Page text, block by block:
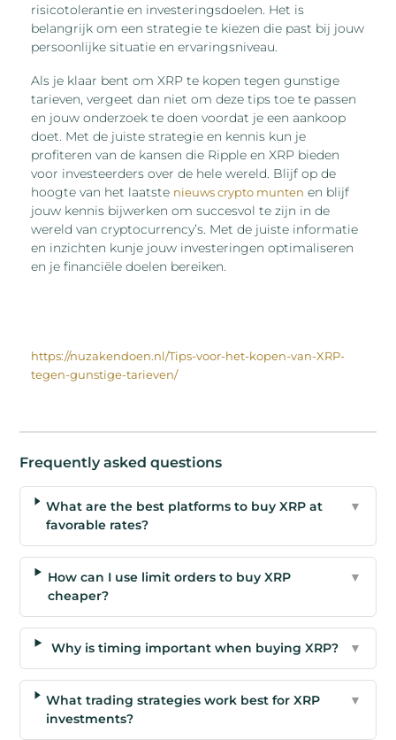
risicotolerantie en investeringsdoelen. Het is
belangrijk om een strategie te kiezen die past bij jouw
persoonlijke situatie en ervaringsniveau.
Als je klaar bent om XRP te kopen tegen gunstige
tarieven, vergeet dan niet om deze tips toe te passen
en jouw onderzoek te doen voordat je een aankoop
doet. Met de juiste strategie en kennis kun je
profiteren van de kansen die Ripple en XRP bieden
voor investeerders over de hele wereld. Blijf op de
hoogte van het laatste nieuws crypto munten en blijf
jouw kennis bijwerken om succesvol te zijn in de
wereld van cryptocurrency’s. Met de juiste informatie
en inzichten kunje jouw investeringen optimaliseren
en je financiële doelen bereiken.
https://nuzakendoen.nl/Tips-voor-het-kopen-van-XRP-
tegen-gunstige-tarieven/
Frequently asked questions
What are the best platforms to buy XRP at
favorable rates?
▼
How can I use limit orders to buy XRP
cheaper?
▼
Why is timing important when buying XRP? ▼
What trading strategies work best for XRP
investments?
▼